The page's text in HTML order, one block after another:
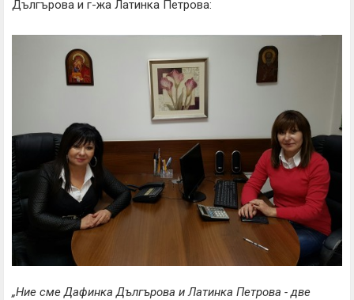
Дългърова и г-жа Латинка Петрова:
„Ние сме Дафинка Дългърова и Латинка Петрова - две